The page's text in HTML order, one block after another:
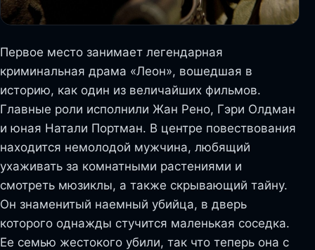
Первое место занимает легендарная
криминальная драма «Леон», вошедшая в
историю, как один из величайших фильмов.
Главные роли исполнили Жан Рено, Гэри Олдман
и юная Натали Портман. В центре повествования
находится немолодой мужчина, любящий
ухаживать за комнатными растениями и
смотреть мюзиклы, а также скрывающий тайну.
Он знаменитый наемный убийца, в дверь
которого однажды стучится маленькая соседка.
Ее семью жестокого убили, так что теперь она с